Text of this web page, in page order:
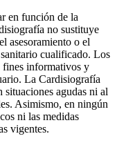
en función de la
no sustituye
asesoramiento o el
cualificado. Los
fines informativos y
La Cardisiografía
situaciones agudas ni al
Asimismo, en ningún
ni las medidas
vigentes.